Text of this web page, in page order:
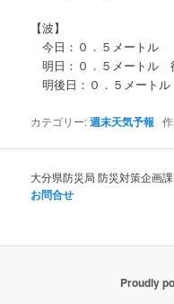
【波】
今日：０．５メートル
明日：０．５メートル
明後日：０．５メートル
カテゴリー:週末天気予報
大分県防災局 防災対策企画
お問合せ
Proudly